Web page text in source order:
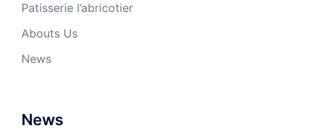
Patisserie l’abricotier
Abouts Us
News
News